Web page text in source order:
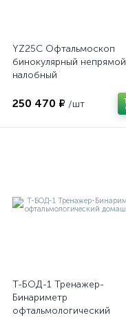
YZ25C Офтальмоскоп
бинокулярный непрямой
налобный
250 470 ₽ /шт
Т-БОД-1 Тренажер-
Бинариметр
офтальмологический